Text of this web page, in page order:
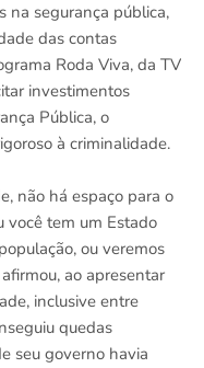
na segurança pública,
das contas
Roda Viva, da TV
investimentos
Pública, o
à criminalidade.
não há espaço para o
você tem um Estado
ou veremos
ao apresentar
inclusive entre
quedas
seu governo havia